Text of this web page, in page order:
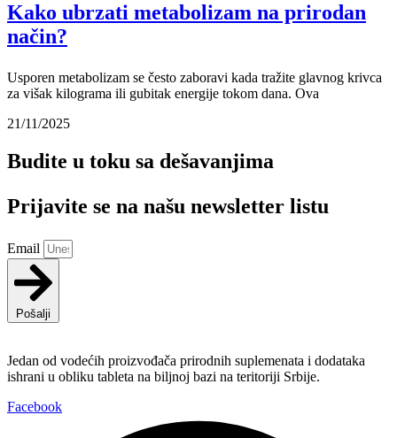
Kako ubrzati metabolizam na prirodan
način?
Usporen metabolizam se često zaboravi kada tražite glavnog krivca
za višak kilograma ili gubitak energije tokom dana. Ova
21/11/2025
Budite u toku sa dešavanjima
Prijavite se na našu newsletter listu
Email
Pošalji
Jedan od vodećih proizvođača prirodnih suplemenata i dodataka
ishrani u obliku tableta na biljnoj bazi na teritoriji Srbije.
Facebook